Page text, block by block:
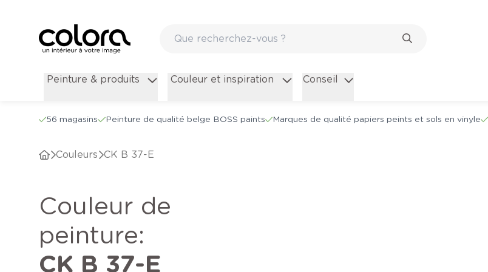
Peinture & produits Couleur et inspiration Conseil
56 magasins Peinture de qualité belge BOSS paints Marques de qualité papiers peints et sols en vinyle
Couleurs CK B 37-E
Couleur de
peinture:
CK B 37-E